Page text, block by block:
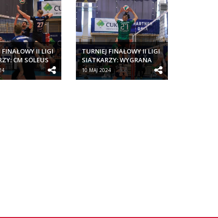
FINAŁOWY II LIGI
CM SOLEUS
TURNIEJ FINAŁOWY II LIGI
SIATKARZY: WYGRANA
CM SOLEUS KLUB
SPORTOWY...
10 MAJ 2024